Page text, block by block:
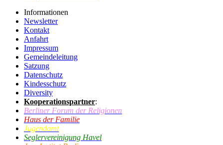
Informationen
Newsletter
Kontakt
Anfahrt
Impressum
Gemeindeleitung
Satzung
Datenschutz
Kindesschutz
Diversity
Kooperationspartner:
Berliner Forum der Religionen
Haus der Familie
Jugendamt
Seglervereinigung Havel